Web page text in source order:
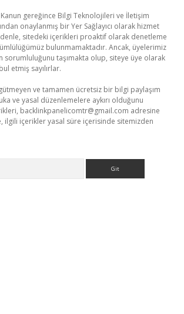
Kanun gereğince Bilgi Teknolojileri ve İletişim
onaylanmış bir Yer Sağlayıcı olarak hizmet
sitedeki içerikleri proaktif olarak denetleme
bulunmamaktadır. Ancak, üyelerimiz
sorumluluğunu taşımakta olup, siteye üye olarak
etmiş sayılırlar.
ve tamamen ücretsiz bir bilgi paylaşım
ve yasal düzenlemelere aykırı olduğunu
backlinkpanelicomtr@gmail.com adresine
ilgili içerikler yasal süre içerisinde sitemizden